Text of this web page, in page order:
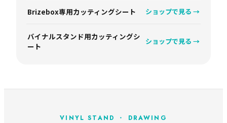
Brizebox専用カッティングシート ショップで見る →
バイナルスタンド用カッティングシ
ート
ショップで見る →
VINYL STAND ・ DRAWING